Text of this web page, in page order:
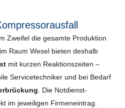
Zweifel die gesamte Produktion
Raum Wesel bieten deshalb
mit kurzen Reaktionszeiten –
Servicetechniker und bei Bedarf
. Die Notdienst-
im jeweiligen Firmeneintrag.